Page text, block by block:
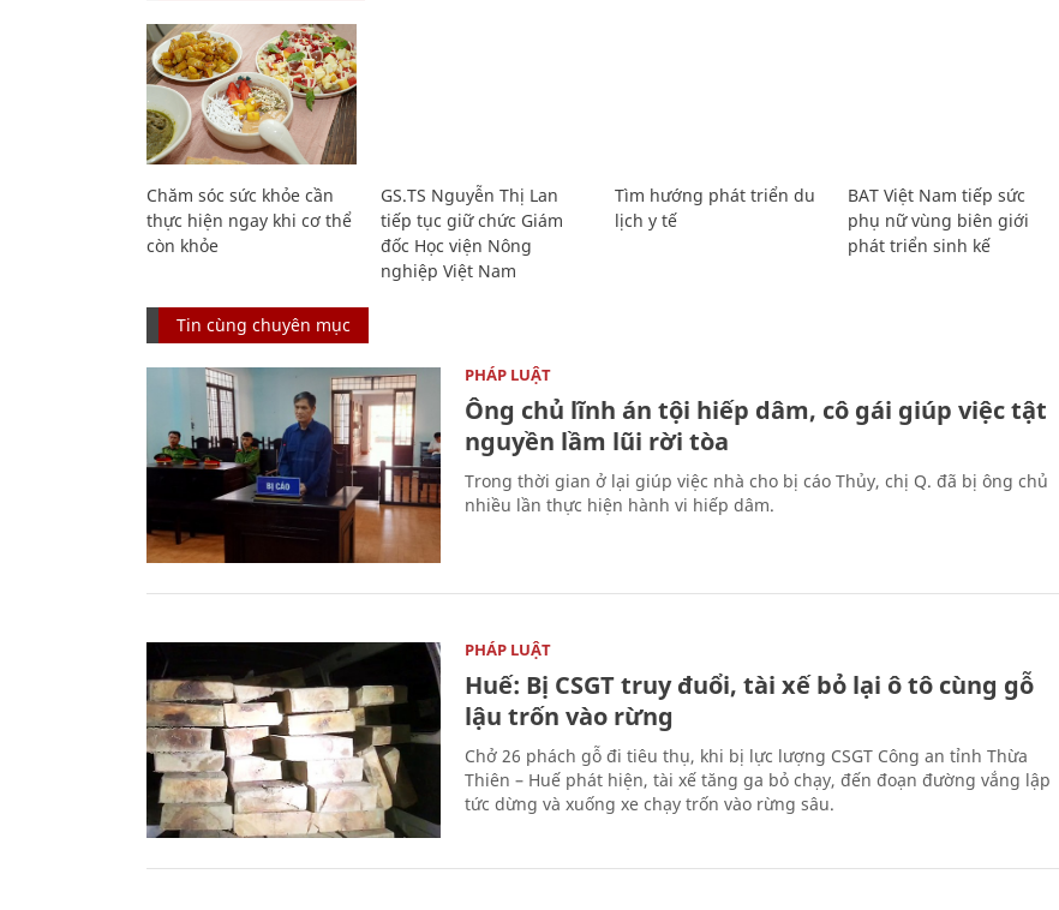
Chăm sóc sức khỏe cần
thực hiện ngay khi cơ thể
còn khỏe
GS.TS Nguyễn Thị Lan
tiếp tục giữ chức Giám
đốc Học viện Nông
nghiệp Việt Nam
Tìm hướng phát triển du
lịch y tế
BAT Việt Nam tiếp sức
phụ nữ vùng biên giới
phát triển sinh kế
Tin cùng chuyên mục
PHÁP LUẬT
Ông chủ lĩnh án tội hiếp dâm, cô gái giúp việc tật
nguyền lầm lũi rời tòa
Trong thời gian ở lại giúp việc nhà cho bị cáo Thủy, chị Q. đã bị ông chủ
nhiều lần thực hiện hành vi hiếp dâm.
PHÁP LUẬT
Huế: Bị CSGT truy đuổi, tài xế bỏ lại ô tô cùng gỗ
lậu trốn vào rừng
Chở 26 phách gỗ đi tiêu thụ, khi bị lực lượng CSGT Công an tỉnh Thừa
Thiên – Huế phát hiện, tài xế tăng ga bỏ chạy, đến đoạn đường vắng lập
tức dừng và xuống xe chạy trốn vào rừng sâu.